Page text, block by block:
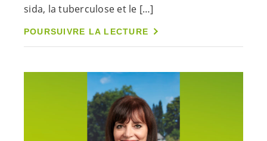
sida, la tuberculose et le […]
POURSUIVRE LA LECTURE